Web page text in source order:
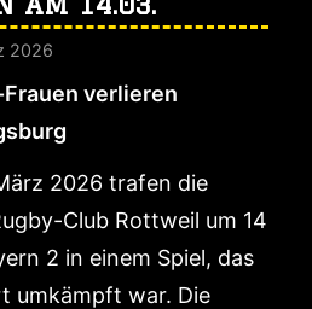
2026
verlieren
2026 trafen die
Club Rottweil um 14
2 in einem Spiel, das
umkämpft war. Die